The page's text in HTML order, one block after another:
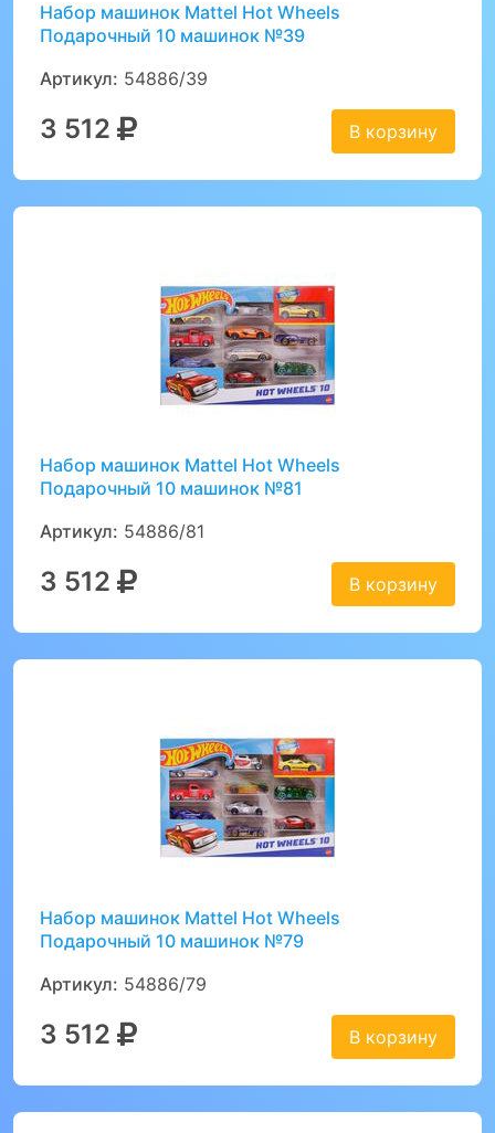
Набор машинок Mattel Hot Wheels
Подарочный 10 машинок №39
Артикул: 54886/39
3 512 В корзину
Набор машинок Mattel Hot Wheels
Подарочный 10 машинок №81
Артикул: 54886/81
3 512 В корзину
Набор машинок Mattel Hot Wheels
Подарочный 10 машинок №79
Артикул: 54886/79
3 512 В корзину